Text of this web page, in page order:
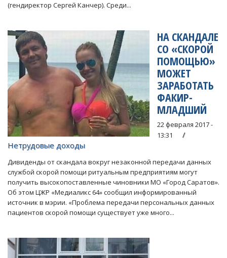
(гендиректор Сергей Канчер). Среди...
НА СКАНДАЛЕ
СО «СКОРОЙ
ПОМОЩЬЮ»
МОЖЕТ
ЗАРАБОТАТЬ
ФАКИР-
МЛАДШИЙ
22 февраля 2017 -
13:31
Нетрудовые доходы
Дивиденды от скандала вокруг незаконной передачи данных
службой скорой помощи ритуальным предприятиям могут
получить высокопоставленные чиновники МО «Город Саратов».
Об этом ЦЖР «Медиаликс 64» сообщил информированный
источник в мэрии. «Проблема передачи персональных данных
пациентов скорой помощи существует уже много...